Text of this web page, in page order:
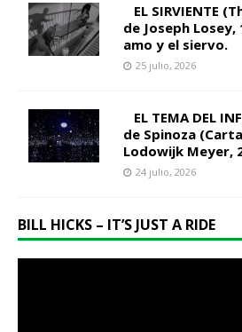
EL SIRVIENTE
de Joseph
amo y el siervo.
25 julio, 2026
EL TEMA DEL
de Spinoza
Lodowijk Meyer,
24 julio, 2026
BILL HICKS – IT’S JUST A RIDE